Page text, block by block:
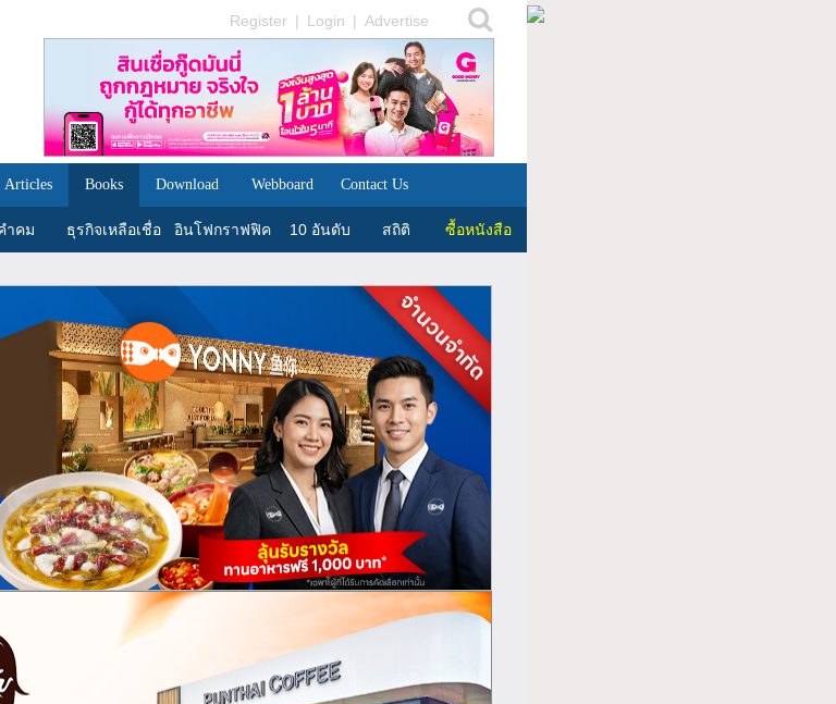
Register | Login | Advertise
Articles Books Download Webboard Contact Us
ำคม ธุรกิจเหลือเชื่อ อินโฟกราฟฟิค 10 อันดับ สถิติ ซื้อหนังสือ